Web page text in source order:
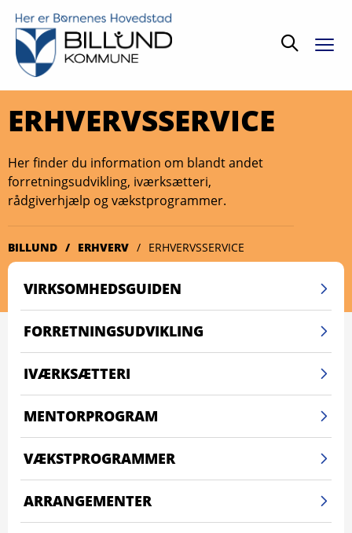
Søg
ERHVERVS­SERVICE
Her finder du information om blandt andet
forretningsudvikling, iværksætteri,
rådgiverhjælp og vækstprogrammer.
BILLUND ERHVERV ERHVERVSSERVICE
VIRKSOMHEDSGUIDEN
FORRETNINGSUDVIKLING
IVÆRKSÆTTERI
MENTORPROGRAM
VÆKSTPROGRAMMER
ARRANGEMENTER